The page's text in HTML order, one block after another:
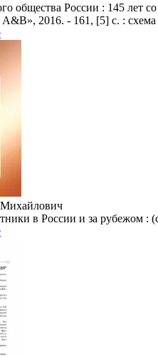
общества России : 145 лет
2016. - 161, [5] с. : схема
в России и за рубежом :